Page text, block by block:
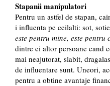
Stapanii manipulatori
Pentru un astfel de stapan,
i influenta pe ceilalti: sot,
este pentru mine, este pentru
dintre ei altor persoane cand
mai neajutorat, slabit,
de influentare sunt. Uneori,
pentru a obtine avantaje